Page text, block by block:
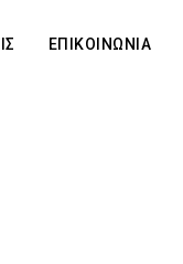
ΕΠΙΚΟΙΝΩΝΙΑ